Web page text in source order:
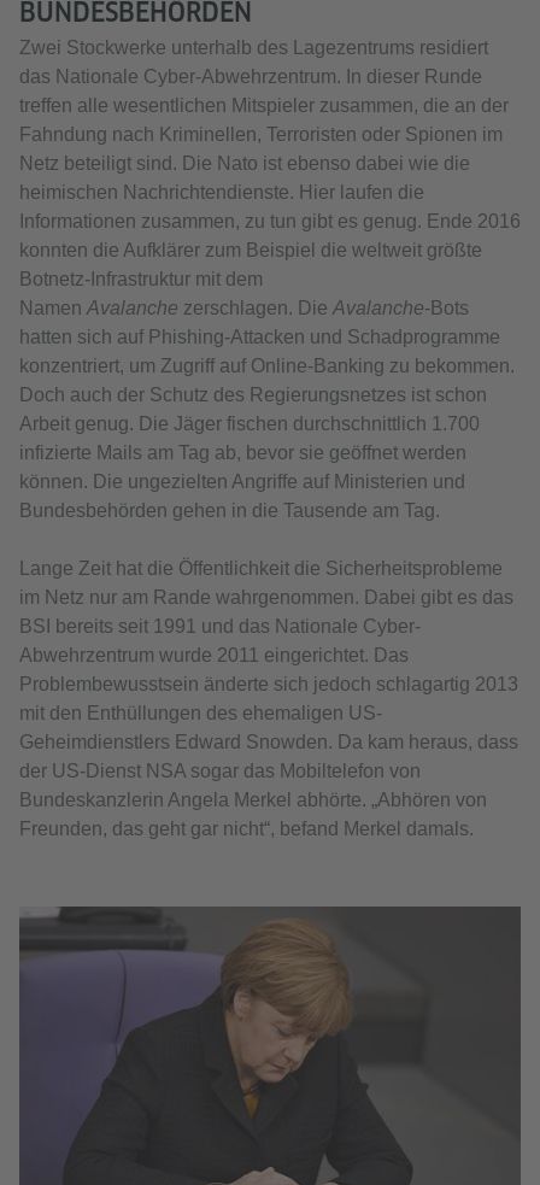
BUNDESBEHÖRDEN
Zwei Stockwerke unterhalb des Lagezentrums residiert
das Nationale Cyber-Abwehrzentrum. In dieser Runde
treffen alle wesentlichen Mitspieler zusammen, die an der
Fahndung nach Kriminellen, Terroristen oder Spionen im
Netz beteiligt sind. Die Nato ist ebenso dabei wie die
heimischen Nachrichtendienste. Hier laufen die
Informationen zusammen, zu tun gibt es genug. Ende 2016
konnten die Aufklärer zum Beispiel die weltweit größte
Botnetz-Infrastruktur mit dem
Namen Avalanche zerschlagen. Die Avalanche-Bots
hatten sich auf Phishing-Attacken und Schadprogramme
konzentriert, um Zugriff auf Online-Banking zu bekommen.
Doch auch der Schutz des Regierungsnetzes ist schon
Arbeit genug. Die Jäger fischen durchschnittlich 1.700
infizierte Mails am Tag ab, bevor sie geöffnet werden
können. Die ungezielten Angriffe auf Ministerien und
Bundesbehörden gehen in die Tausende am Tag.
Lange Zeit hat die Öffentlichkeit die Sicherheitsprobleme
im Netz nur am Rande wahrgenommen. Dabei gibt es das
BSI bereits seit 1991 und das Nationale Cyber-
Abwehrzentrum wurde 2011 eingerichtet. Das
Problembewusstsein änderte sich jedoch schlagartig 2013
mit den Enthüllungen des ehemaligen US-
Geheimdienstlers Edward Snowden. Da kam heraus, dass
der US-Dienst NSA sogar das Mobiltelefon von
Bundeskanzlerin Angela Merkel abhörte. „Abhören von
Freunden, das geht gar nicht“, befand Merkel damals.